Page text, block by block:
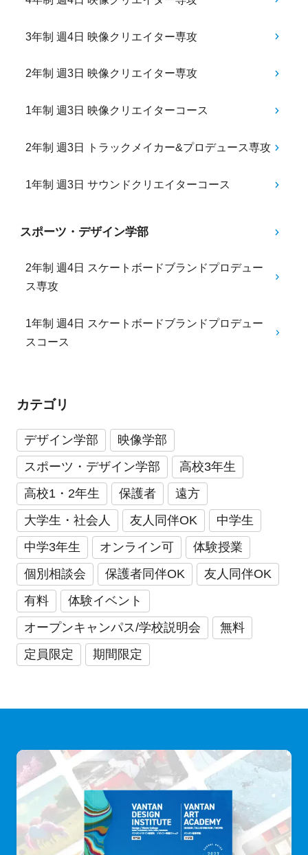
3年制 週4日 映像クリエイター専攻
2年制 週3日 映像クリエイター専攻
1年制 週3日 映像クリエイターコース
2年制 週3日 トラックメイカー&プロデュース専攻
1年制 週3日 サウンドクリエイターコース
スポーツ・デザイン学部
2年制 週4日 スケートボードブランドプロデュー
ス専攻
1年制 週4日 スケートボードブランドプロデュー
スコース
カテゴリ
デザイン学部
映像学部
スポーツ・デザイン学部
高校3年生
高校1・2年生
保護者
遠方
大学生・社会人
友人同伴OK
中学生
中学3年生
オンライン可
体験授業
個別相談会
保護者同伴OK
友人同伴OK
有料
体験イベント
オープンキャンパス/学校説明会
無料
定員限定
期間限定